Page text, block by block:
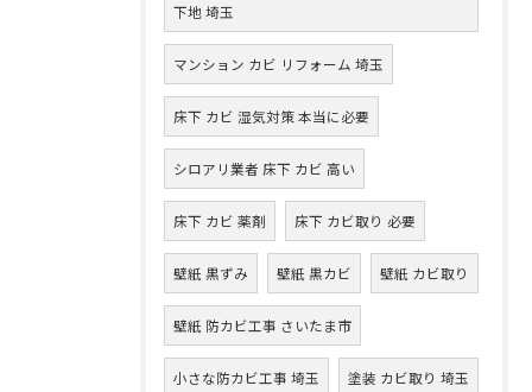
下地 埼玉
マンション カビ リフォーム 埼玉
床下 カビ 湿気対策 本当に必要
シロアリ業者 床下 カビ 高い
床下 カビ 薬剤 床下 カビ取り 必要
壁紙 黒ずみ 壁紙 黒カビ 壁紙 カビ取り
壁紙 防カビ工事 さいたま市
小さな防カビ工事 埼玉 塗装 カビ取り 埼玉